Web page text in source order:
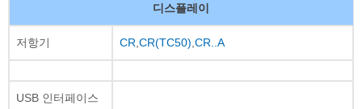
디스플레이
저항기 CR CR(TC50) CR..A
USB 인터페이스